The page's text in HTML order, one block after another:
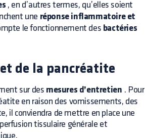
, en d’autres termes, qu’elles soient
une réponse inflammatoire et
le fonctionnement des bactéries
de la pancréatite
sur des mesures d’entretien . Pour
en raison des vomissements, des
il conviendra de mettre en place une
tissulaire générale et